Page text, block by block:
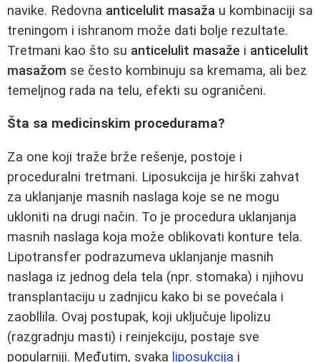
navike. Redovna anticelulit masaža u kombinaciji sa
treningom i ishranom može dati bolje rezultate.
Tretmani kao što su anticelulit masaže i anticelulit
masažom se često kombinuju sa kremama, ali bez
temeljnog rada na telu, efekti su ograničeni.
Šta sa medicinskim procedurama?
Za one koji traže brže rešenje, postoje i
proceduralni tretmani. Liposukcija je hirški zahvat
za uklanjanje masnih naslaga koje se ne mogu
ukloniti na drugi način. To je procedura uklanjanja
masnih naslaga koja može oblikovati konture tela.
Lipotransfer podrazumeva uklanjanje masnih
naslaga iz jednog dela tela (npr. stomaka) i njihovu
transplantaciju u zadnjicu kako bi se povećala i
zaobllila. Ovaj postupak, koji uključuje lipolizu
(razgradnju masti) i reinjekciju, postaje sve
popularniji. Međutim, svaka liposukcija i